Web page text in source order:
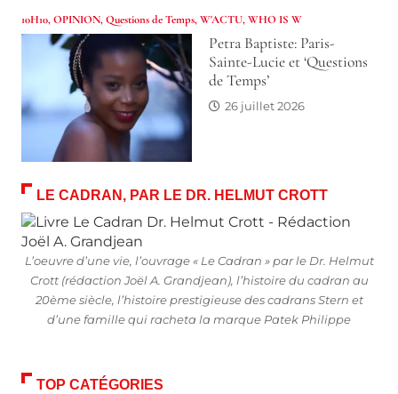
10H10,OPINION,Questions de Temps,W'ACTU,WHO IS W
Petra Baptiste: Paris-
Sainte-Lucie et ‘Questions
de Temps’
26 juillet 2026
LE CADRAN, PAR LE DR. HELMUT CROTT
L’oeuvre d’une vie, l’ouvrage « Le Cadran » par le Dr. Helmut
Crott (rédaction Joël A. Grandjean), l’histoire du cadran au
20ème siècle, l’histoire prestigieuse des cadrans Stern et
d’une famille qui racheta la marque Patek Philippe
TOP CATÉGORIES